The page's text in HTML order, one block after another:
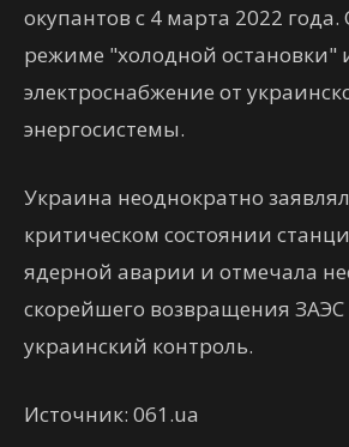
окупантов с 4 марта 2022 года.
режиме "холодной остановки"
электроснабжение от
энергосистемы.
Украина неоднократно
критическом состоянии
ядерной аварии и отмечала
скорейшего возвращения ЗАЭС
украинский контроль.
Источник: 061.ua